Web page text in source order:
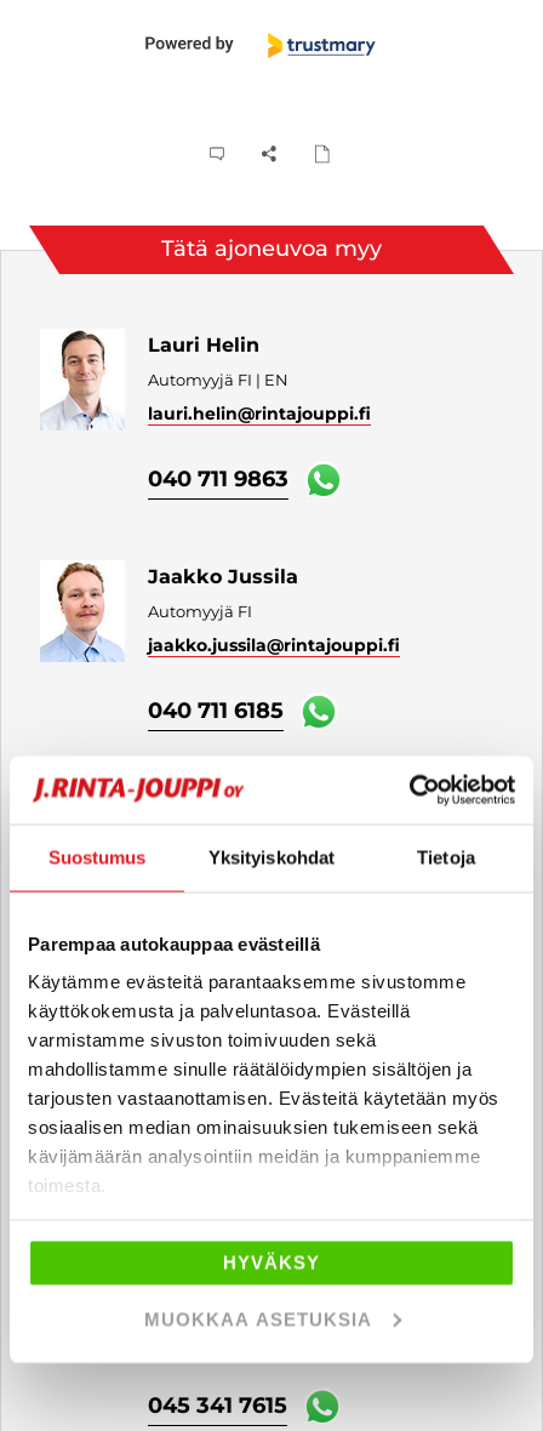
Suostumus Yksityiskohdat Tietoja
Parempaa autokauppaa evästeillä
Käytämme evästeitä parantaaksemme sivustomme
käyttökokemusta ja palveluntasoa. Evästeillä
varmistamme sivuston toimivuuden sekä
mahdollistamme sinulle räätälöidympien sisältöjen ja
tarjousten vastaanottamisen. Evästeitä käytetään myös
sosiaalisen median ominaisuuksien tukemiseen sekä
kävijämäärän analysointiin meidän ja kumppaniemme
toimesta.
HYVÄKSY
MUOKKAA ASETUKSIA
Tätä ajoneuvoa myy
Lauri Helin
Automyyjä FI | EN
lauri.helin@rintajouppi.fi
040 711 9863
Jaakko Jussila
Automyyjä FI
jaakko.jussila@rintajouppi.fi
040 711 6185
040 711 6183
Jesse Mäntylä
Automyyjä FI | EN
jesse.mantyla@rintajouppi.fi
040 711 6180
Juho Rautakoski
045 341 7615